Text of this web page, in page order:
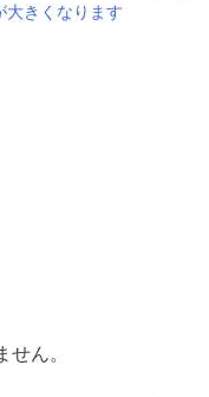
大きくなります
ん。